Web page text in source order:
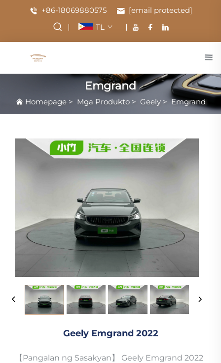
+86-18069880575
[email protected]
TL
Emgrand
Homepage> Mga Produkto> Geely>Emgrand
Geely Emgrand 2022
【Pangalan ng Sasakyan】 Geely Emgrand 2022